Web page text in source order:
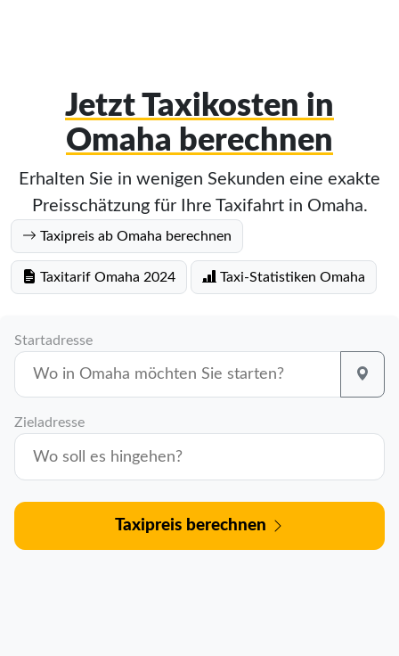
Jetzt Taxikosten in
Omaha berechnen
Erhalten Sie in wenigen Sekunden eine exakte
Preisschätzung für Ihre Taxifahrt in Omaha.
Taxipreis ab Omaha berechnen
Taxitarif Omaha 2024 Taxi-Statistiken Omaha
Startadresse
Zieladresse
Taxipreis berechnen